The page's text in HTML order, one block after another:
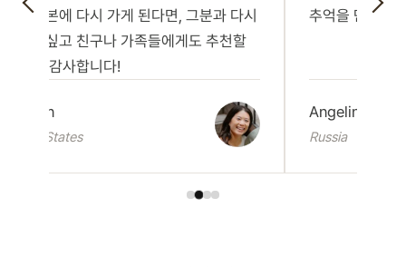
만약 일본에 다시 가게 된다면, 그분과 다시
일하고 싶고 친구나 가족들에게도 추천할
거예요! 감사합니다!
Carolyn
United States
추억을 만들 수
Angelina
Russia